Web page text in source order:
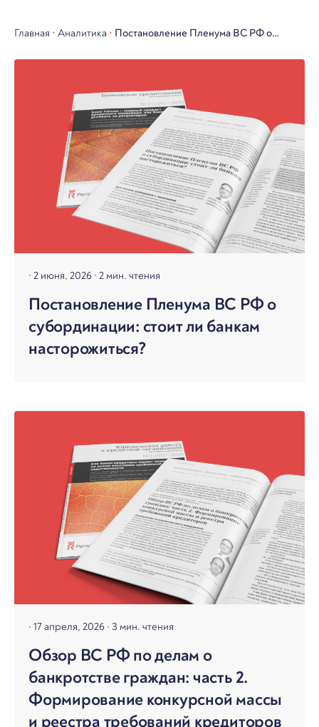
Главная • Аналитика • Постановление Пленума ВС РФ о
субординации: стоит ли банкам
2 июня, 2026 2 мин. чтения
Постановление Пленума ВС РФ о
субординации: стоит ли банкам
насторожиться?
17 апреля, 2026 3 мин. чтения
Обзор ВС РФ по делам о
банкротстве граждан: часть 2.
Формирование конкурсной массы
и реестра требований кредиторов